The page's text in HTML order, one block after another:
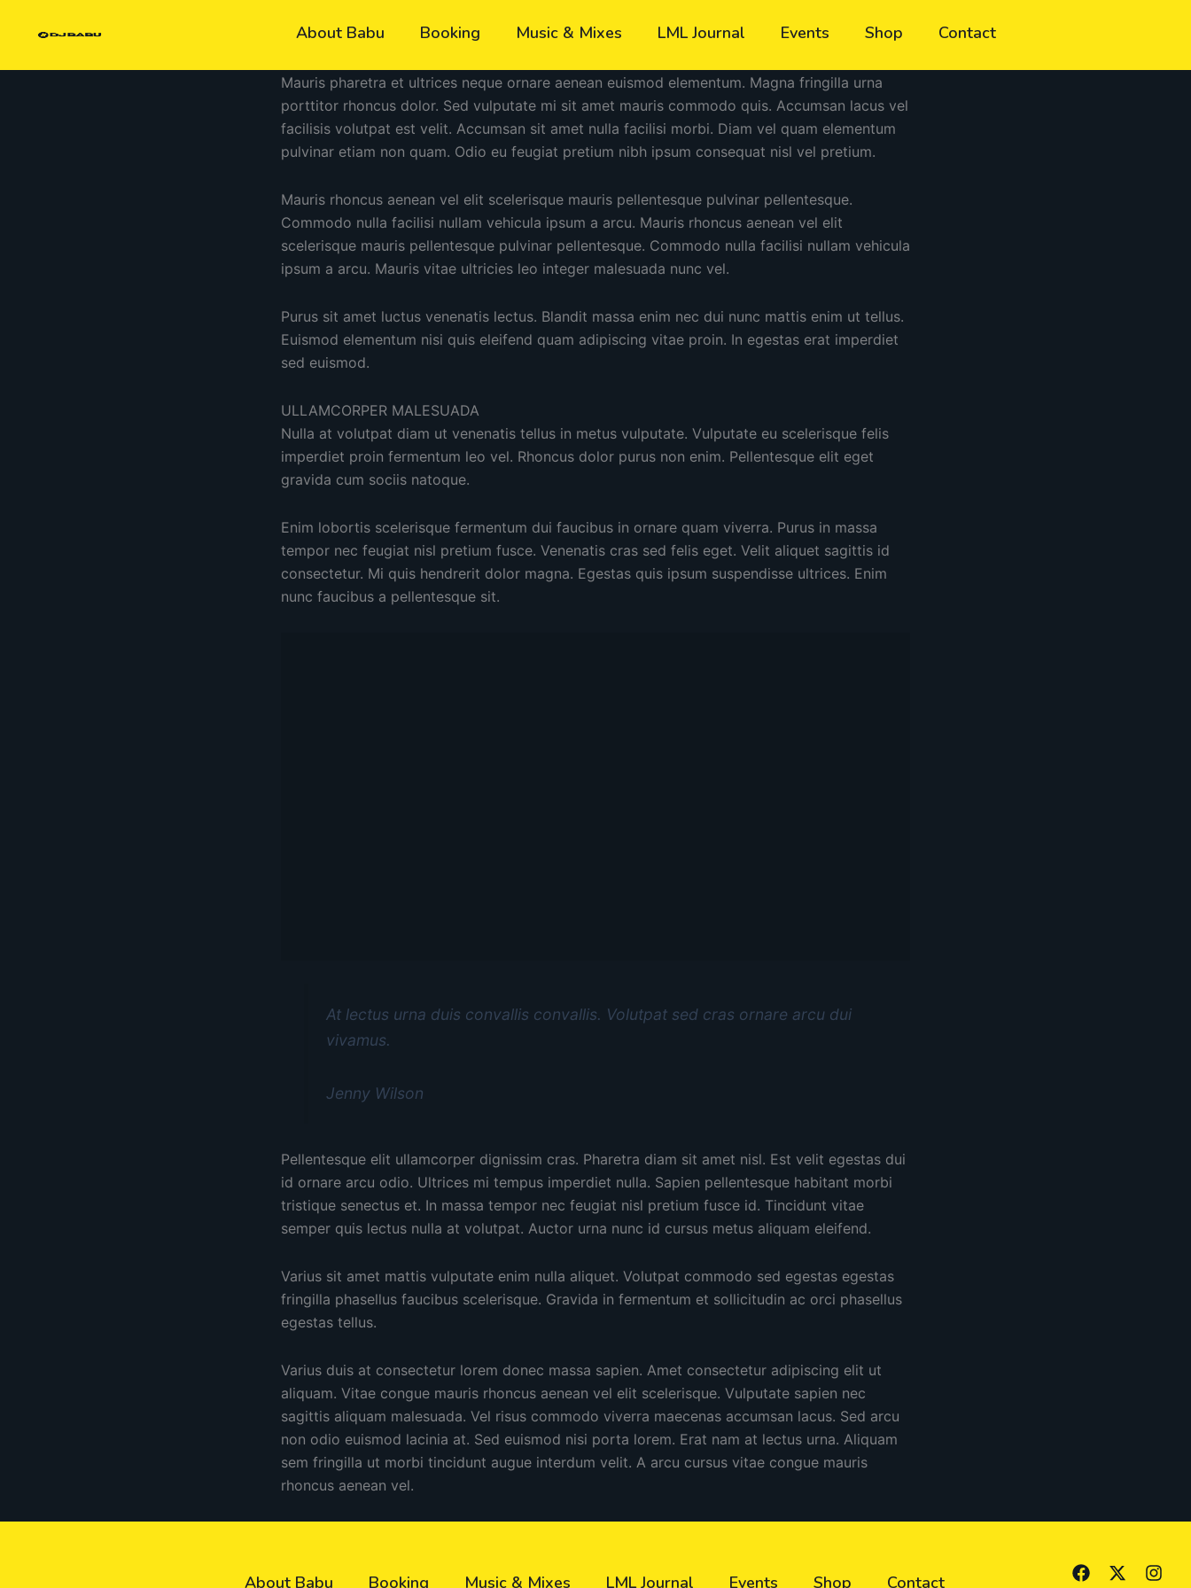
About Babu Booking Music & Mixes LML Journal Events Shop Contact
Mauris pharetra et ultrices neque ornare aenean euismod elementum. Magna fringilla urna
porttitor rhoncus dolor. Sed vulputate mi sit amet mauris commodo quis. Accumsan lacus vel
facilisis volutpat est velit. Accumsan sit amet nulla facilisi morbi. Diam vel quam elementum
pulvinar etiam non quam. Odio eu feugiat pretium nibh ipsum consequat nisl vel pretium.
Mauris rhoncus aenean vel elit scelerisque mauris pellentesque pulvinar pellentesque.
Commodo nulla facilisi nullam vehicula ipsum a arcu. Mauris rhoncus aenean vel elit
scelerisque mauris pellentesque pulvinar pellentesque. Commodo nulla facilisi nullam vehicula
ipsum a arcu. Mauris vitae ultricies leo integer malesuada nunc vel.
Purus sit amet luctus venenatis lectus. Blandit massa enim nec dui nunc mattis enim ut tellus.
Euismod elementum nisi quis eleifend quam adipiscing vitae proin. In egestas erat imperdiet
sed euismod.
ULLAMCORPER MALESUADA
Nulla at volutpat diam ut venenatis tellus in metus vulputate. Vulputate eu scelerisque felis
imperdiet proin fermentum leo vel. Rhoncus dolor purus non enim. Pellentesque elit eget
gravida cum sociis natoque.
Enim lobortis scelerisque fermentum dui faucibus in ornare quam viverra. Purus in massa
tempor nec feugiat nisl pretium fusce. Venenatis cras sed felis eget. Velit aliquet sagittis id
consectetur. Mi quis hendrerit dolor magna. Egestas quis ipsum suspendisse ultrices. Enim
nunc faucibus a pellentesque sit.
At lectus urna duis convallis convallis. Volutpat sed cras ornare arcu dui
vivamus.
Jenny Wilson
Pellentesque elit ullamcorper dignissim cras. Pharetra diam sit amet nisl. Est velit egestas dui
id ornare arcu odio. Ultrices mi tempus imperdiet nulla. Sapien pellentesque habitant morbi
tristique senectus et. In massa tempor nec feugiat nisl pretium fusce id. Tincidunt vitae
semper quis lectus nulla at volutpat. Auctor urna nunc id cursus metus aliquam eleifend.
Varius sit amet mattis vulputate enim nulla aliquet. Volutpat commodo sed egestas egestas
fringilla phasellus faucibus scelerisque. Gravida in fermentum et sollicitudin ac orci phasellus
egestas tellus.
Varius duis at consectetur lorem donec massa sapien. Amet consectetur adipiscing elit ut
aliquam. Vitae congue mauris rhoncus aenean vel elit scelerisque. Vulputate sapien nec
sagittis aliquam malesuada. Vel risus commodo viverra maecenas accumsan lacus. Sed arcu
non odio euismod lacinia at. Sed euismod nisi porta lorem. Erat nam at lectus urna. Aliquam
sem fringilla ut morbi tincidunt augue interdum velit. A arcu cursus vitae congue mauris
rhoncus aenean vel.
About Babu Booking Music & Mixes LML Journal Events Shop Contact
F
X
I